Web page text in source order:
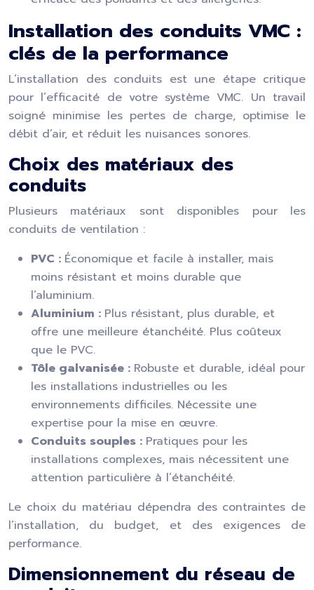
Installation des conduits VMC :
clés de la performance
L’installation des conduits est une étape critique
pour l’efficacité de votre système VMC. Un travail
soigné minimise les pertes de charge, optimise le
débit d’air, et réduit les nuisances sonores.
Choix des matériaux des
conduits
Plusieurs matériaux sont disponibles pour les
conduits de ventilation :
PVC : Économique et facile à installer, mais
moins résistant et moins durable que
l’aluminium.
Aluminium : Plus résistant, plus durable, et
offre une meilleure étanchéité. Plus coûteux
que le PVC.
Tôle galvanisée : Robuste et durable, idéal pour
les installations industrielles ou les
environnements difficiles. Nécessite une
expertise pour la mise en œuvre.
Conduits souples : Pratiques pour les
installations complexes, mais nécessitent une
attention particulière à l’étanchéité.
Le choix du matériau dépendra des contraintes de
l’installation, du budget, et des exigences de
performance.
Dimensionnement du réseau de